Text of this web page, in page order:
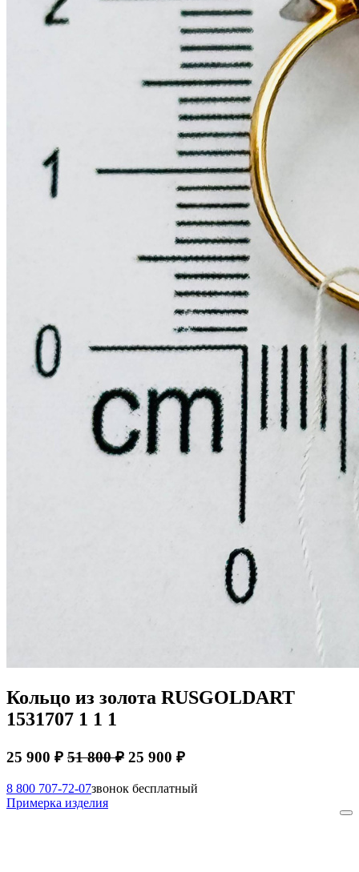
Кольцо из золота RUSGOLDART
1531707 1 1 1
25 900 ₽ 51 800 ₽ 25 900 ₽
8 800 707-72-07звонок бесплатный
Примерка изделия